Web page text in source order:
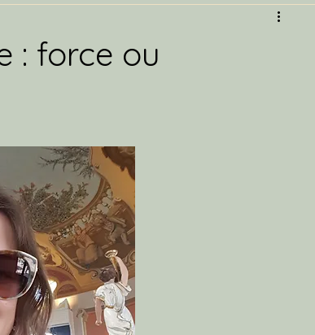
: force ou